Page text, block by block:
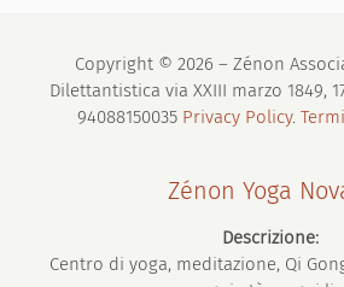
Copyright © 2026 – Zénon
Dilettantistica via XXIII marzo 1849,
94088150035 Privacy Policy.
Zénon Yoga
Descrizione:
Centro di yoga, meditazione, Qi